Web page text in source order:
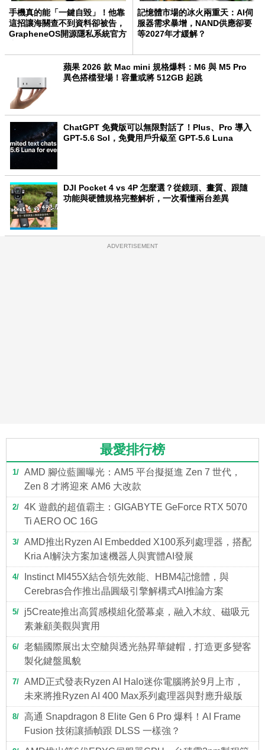
手機真的能「一鍵自毀」！他靠
這招讓海關查不到資料卻被告，
GrapheneOS開源隱私系統官方
記憶體市場的冰火兩重天：AI伺
服器需求暴增，NAND供應卻要
等2027年才緩解？
蘋果 2026 款 Mac mini 規格爆料：M6 與 M5 Pro
異色搭檔登場！容量或將 512GB 起跳
ChatGPT 免費版可以無限對話了！Plus、Pro 導入
GPT-5.6 Sol，免費用戶升級至 GPT-5.6 Luna
DJI Pocket 4 vs 4P 怎麼選？從鏡頭、畫質、跟隨
功能與硬體規格完整解析，一次看懂兩台差異
ADVERTISEMENT
最愛排行榜
1
AMD 腳位藍圖曝光：AM5 平台擬挺進 Zen 7 世代，
Zen 8 才將迎來 AM6 大改款
2
4K 遊戲的超值霸主：GIGABYTE GeForce RTX 5070
Ti AERO OC 16G
3
AMD推出Ryzen AI Embedded X100系列處理器，搭配
Kria AI解決方案加速機器人與實體AI發展
4
Instinct MI455X結合領先效能、HBM4記憶體，與
Cerebras合作推出晶圓級引擎解構式AI推論方案
5
j5Create推出高質感模組化螢幕桌，融入木紋、磁吸元
素兼顧美觀與實用
6
老貓國際展出太空艙與透光熱昇華鍵帽，打造更多變客
製化鍵盤風貌
7
AMD正式發表Ryzen AI Halo迷你電腦將於9月上市，
未來將推Ryzen AI 400 Max系列處理器與對應升級版
8
高通 Snapdragon 8 Elite Gen 6 Pro 爆料！AI Frame
Fusion 技術讓插幀跟 DLSS 一樣強？